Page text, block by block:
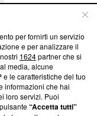
su Blasting
ci impegniamo a
aderenza a
News non è
di farne
una verifica di
per fornirti un servizio
e per analizzare il
1624partner che si
media, alcune
e le caratteristiche del tuo
informazioni che hai
loro servizi. Puoi
“Accetta tutti”